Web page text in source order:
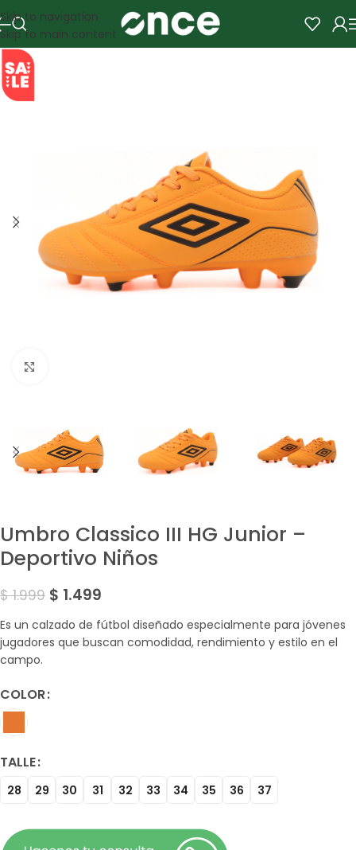
Skip to navigation
Skip to main content
SALE
Umbro Classico III HG Junior –
Deportivo Niños
$1.999 $ 1.499
Es un calzado de fútbol diseñado especialmente para jóvenes
jugadores que buscan comodidad, rendimiento y estilo en el
campo.
COLOR
TALLE
28 29 30 31 32 33 34 35 36 37